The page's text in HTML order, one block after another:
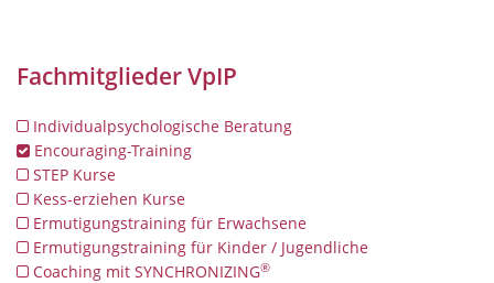
Fachmitglieder VpIP
Individualpsychologische Beratung
Encouraging-Training
STEP Kurse
Kess-erziehen Kurse
Ermutigungstraining für Erwachsene
Ermutigungstraining für Kinder / Jugendliche
Coaching mit SYNCHRONIZING®